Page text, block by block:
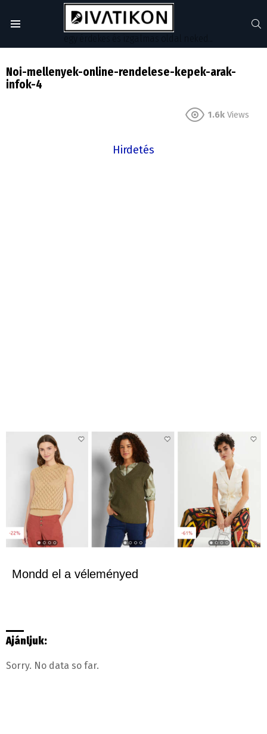
Noi-mellenyek-online-rendelese-kepek-arak-
infok-4
1.6k Views
Hirdetés
Mondd el a véleményed
Ajánljuk:
Sorry. No data so far.